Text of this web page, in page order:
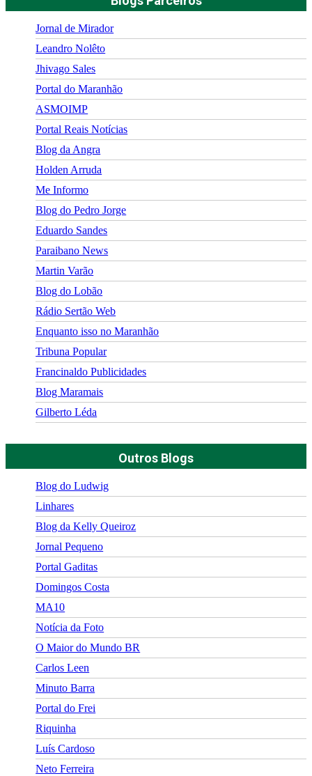
Jornal de Mirador
Leandro Nolêto
Jhivago Sales
Portal do Maranhão
ASMOIMP
Portal Reais Notí­cias
Blog da Angra
Holden Arruda
Me Informo
Blog do Pedro Jorge
Eduardo Sandes
Paraibano News
Martin Varão
Blog do Lobão
Rádio Sertão Web
Enquanto isso no Maranhão
Tribuna Popular
Francinaldo Publicidades
Blog Maramais
Gilberto Léda
Outros Blogs
Blog do Ludwig
Linhares
Blog da Kelly Queiroz
Jornal Pequeno
Portal Gaditas
Domingos Costa
MA10
Notícia da Foto
O Maior do Mundo BR
Carlos Leen
Minuto Barra
Portal do Frei
Riquinha
Luís Cardoso
Neto Ferreira